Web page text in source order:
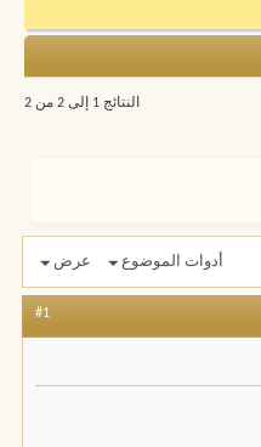
النتائج 1 إلى 2 من 2
أدوات الموضوع عرض
#1